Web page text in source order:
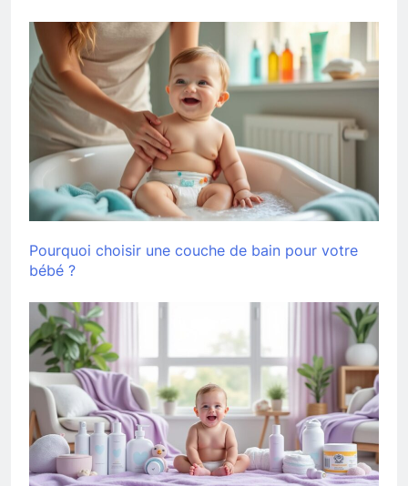
Pourquoi choisir une couche de bain pour votre
bébé ?